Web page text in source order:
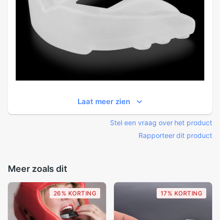
Laat meer zien
Stel een vraag over het product
Rapporteer dit product
Meer zoals dit
26% KORTING 17% KORTING